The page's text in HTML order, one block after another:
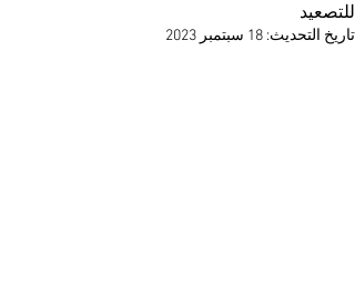
للتصعيد
تاريخ التحديث: 18 سبتمبر 2023